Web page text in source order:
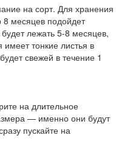
на сорт. Для хранения
8 месяцев подойдет
лежать 5-8 месяцев,
тонкие листья в
свежей в течение 1
на длительное
— именно они будут
пускайте на